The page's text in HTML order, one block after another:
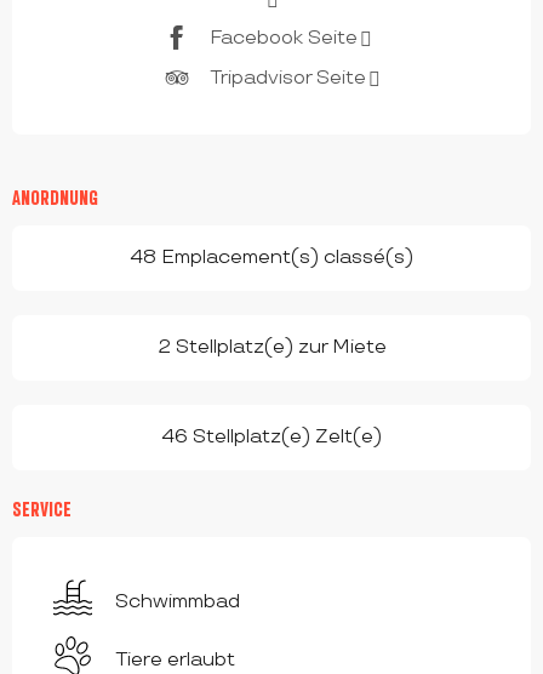
Facebook Seite
Tripadvisor Seite
ANORDNUNG
48 Emplacement(s) classé(s)
2 Stellplatz(e) zur Miete
46 Stellplatz(e) Zelt(e)
SERVICE
Schwimmbad
Tiere erlaubt